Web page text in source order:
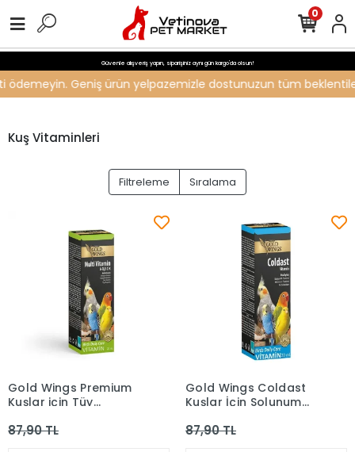
Güvenle alışveriş yapın, siparişiniz aynı gün kargo'da olsun!
Geniş ürün yelpazemizle dostunuzun tüm
0
Kuş Vitaminleri
Filtreleme Sıralama
Gold Wings Premium
Kuşlar için Tüy
Destekleyici Sıvı
87,90 TL
Gold Wings Coldast
Kuşlar İçin Solunum
Sıvı Vitamin 20 Ml
87,90 TL